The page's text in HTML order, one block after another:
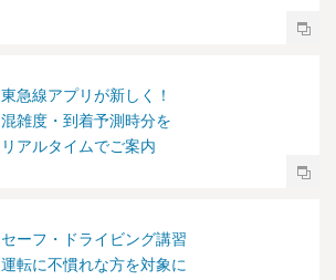
東急線アプリが新しく！
混雑度・到着予測時分を
リアルタイムでご案内
セーフ・ドライビング講習
運転に不慣れな方を対象に